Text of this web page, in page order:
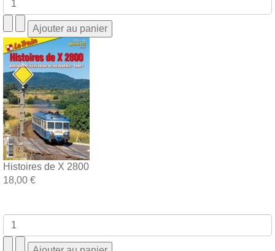
Histoires de X 2800
18,00 €